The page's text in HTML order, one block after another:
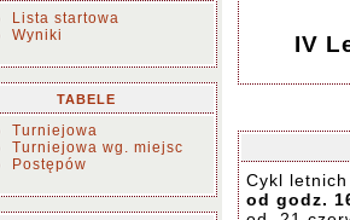
Lista startowa
Wyniki
TABELE
Turniejowa
Turniejowa wg. miejsc
Postępów
IV
Cykl
od godz.